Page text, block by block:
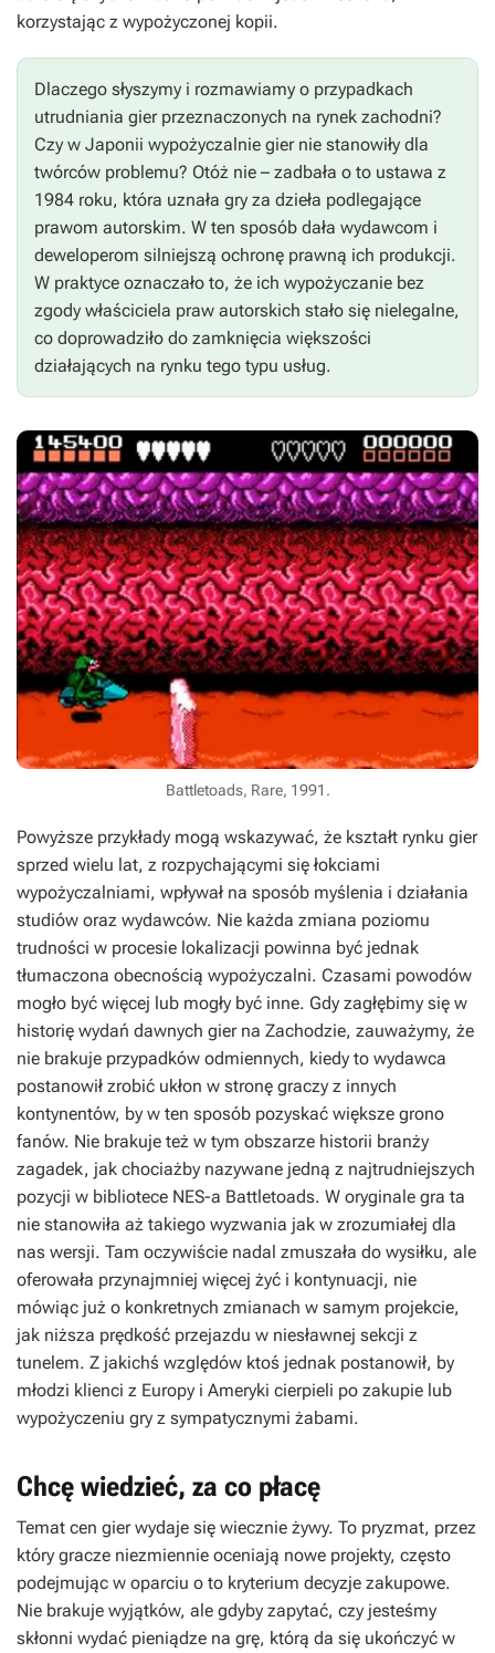
korzystając z wypożyczonej kopii.
Dlaczego słyszymy i rozmawiamy o przypadkach
utrudniania gier przeznaczonych na rynek zachodni?
Czy w Japonii wypożyczalnie gier nie stanowiły dla
twórców problemu? Otóż nie – zadbała o to ustawa z
1984 roku, która uznała gry za dzieła podlegające
prawom autorskim. W ten sposób dała wydawcom i
deweloperom silniejszą ochronę prawną ich produkcji.
W praktyce oznaczało to, że ich wypożyczanie bez
zgody właściciela praw autorskich stało się nielegalne,
co doprowadziło do zamknięcia większości
działających na rynku tego typu usług.
Battletoads, Rare, 1991.
Powyższe przykłady mogą wskazywać, że kształt rynku gier
sprzed wielu lat, z rozpychającymi się łokciami
wypożyczalniami, wpływał na sposób myślenia i działania
studiów oraz wydawców. Nie każda zmiana poziomu
trudności w procesie lokalizacji powinna być jednak
tłumaczona obecnością wypożyczalni. Czasami powodów
mogło być więcej lub mogły być inne. Gdy zagłębimy się w
historię wydań dawnych gier na Zachodzie, zauważymy, że
nie brakuje przypadków odmiennych, kiedy to wydawca
postanowił zrobić ukłon w stronę graczy z innych
kontynentów, by w ten sposób pozyskać większe grono
fanów. Nie brakuje też w tym obszarze historii branży
zagadek, jak chociażby nazywane jedną z najtrudniejszych
pozycji w bibliotece NES-a Battletoads. W oryginale gra ta
nie stanowiła aż takiego wyzwania jak w zrozumiałej dla
nas wersji. Tam oczywiście nadal zmuszała do wysiłku, ale
oferowała przynajmniej więcej żyć i kontynuacji, nie
mówiąc już o konkretnych zmianach w samym projekcie,
jak niższa prędkość przejazdu w niesławnej sekcji z
tunelem. Z jakichś względów ktoś jednak postanowił, by
młodzi klienci z Europy i Ameryki cierpieli po zakupie lub
wypożyczeniu gry z sympatycznymi żabami.
Chcę wiedzieć, za co płacę
Temat cen gier wydaje się wiecznie żywy. To pryzmat, przez
który gracze niezmiennie oceniają nowe projekty, często
podejmując w oparciu o to kryterium decyzje zakupowe.
Nie brakuje wyjątków, ale gdyby zapytać, czy jesteśmy
skłonni wydać pieniądze na grę, którą da się ukończyć w